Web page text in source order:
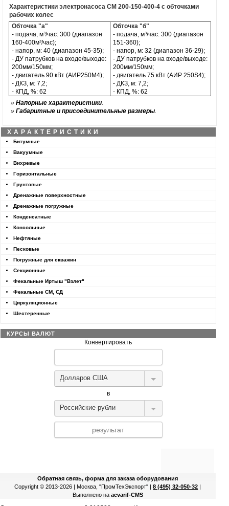
Характеристики электронасоса СМ 200-150-400-4 с обточками
рабочих колес
Обточка "а"
- подача, м³/час: 300 (диапазон
160-400м³/час);
- напор, м: 40 (диапазон 45-35);
- ДУ патрубков на входе/выходе:
200мм/150мм;
- двигатель 90 кВт (АИР250М4);
- ДКЗ, м: 7,2;
- КПД, %: 62
Обточка "б"
- подача, м³/час: 300 (диапазон
151-360);
- напор, м: 32 (диапазон 36-29);
- ДУ патрубков на входе/выходе:
200мм/150мм;
- двигатель 75 кВт (АИР 250S4);
- ДКЗ, м: 7,2;
- КПД, %: 62
» Напорные характеристики
» Габаритные и присоединительные размеры
ХАРАКТЕРИСТИКИ
Битумные
Вакуумные
Вихревые
Горизонтальные
Грунтовые
Дренажные поверхностные
Дренажные погружные
Конденсатные
Консольные
Нефтяные
Песковые
Погружные для скважин
Секционные
Фекальные Иртыш "Взлет"
Фекальные СМ, СД
Циркуляционные
Шестеренные
КУРСЫ ВАЛЮТ
Конвертировать
Долларов США
в
Российские рубли
Обратная связь, форма для заказа оборудования
Copyright © 2013-2026 | Москва, "ПромТехЭкспорт" |8 (495) 32-050-32 |
Выполнено на acvarif-CMS